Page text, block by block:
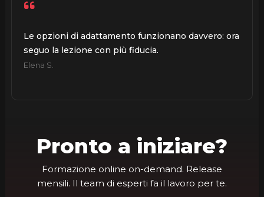
Le opzioni di adattamento funzionano davvero: ora
seguo la lezione con più fiducia.
Elena S.
Pronto a iniziare?
Formazione online on-demand. Release
mensili. Il team di esperti fa il lavoro per te.